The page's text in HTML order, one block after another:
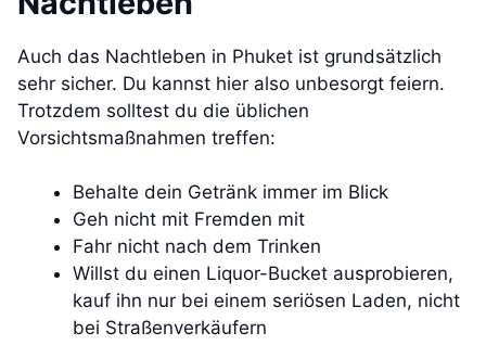
Auch das Nachtleben in Phuket ist grundsätzlich
sehr sicher. Du kannst hier also unbesorgt feiern.
Trotzdem solltest du die üblichen
Vorsichtsmaßnahmen treffen:
Behalte dein Getränk immer im Blick
Geh nicht mit Fremden mit
Fahr nicht nach dem Trinken
Willst du einen Liquor-Bucket ausprobieren,
kauf ihn nur bei einem seriösen Laden, nicht
bei Straßenverkäufern